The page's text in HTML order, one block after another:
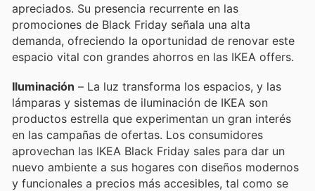
apreciados. Su presencia recurrente en las
promociones de Black Friday señala una alta
demanda, ofreciendo la oportunidad de renovar este
espacio vital con grandes ahorros en las IKEA offers.
Iluminación – La luz transforma los espacios, y las
lámparas y sistemas de iluminación de IKEA son
productos estrella que experimentan un gran interés
en las campañas de ofertas. Los consumidores
aprovechan las IKEA Black Friday sales para dar un
nuevo ambiente a sus hogares con diseños modernos
y funcionales a precios más accesibles, tal como se